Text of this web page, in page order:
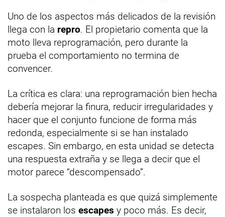
Uno de los aspectos más delicados de la revisión
llega con la repro. El propietario comenta que la
moto lleva reprogramación, pero durante la
prueba el comportamiento no termina de
convencer.
La crítica es clara: una reprogramación bien hecha
debería mejorar la finura, reducir irregularidades y
hacer que el conjunto funcione de forma más
redonda, especialmente si se han instalado
escapes. Sin embargo, en esta unidad se detecta
una respuesta extraña y se llega a decir que el
motor parece “descompensado”.
La sospecha planteada es que quizá simplemente
se instalaron los escapes y poco más. Es decir,